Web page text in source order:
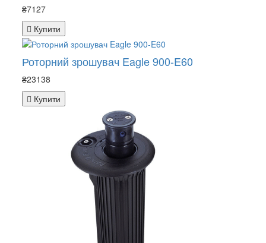
₴7127
Купити
Роторний зрошувач Eagle 900-E60
₴23138
Купити